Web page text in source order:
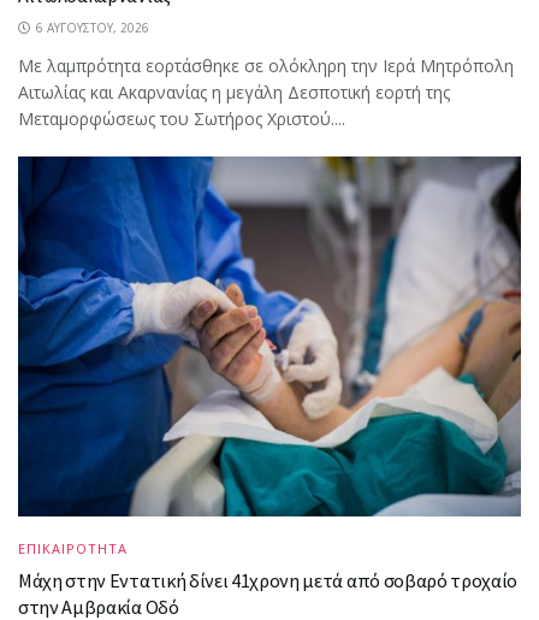
6 ΑΥΓΟΎΣΤΟΥ, 2026
Με λαμπρότητα εορτάσθηκε σε ολόκληρη την Ιερά Μητρόπολη
Αιτωλίας και Ακαρνανίας η μεγάλη Δεσποτική εορτή της
Μεταμορφώσεως του Σωτήρος Χριστού....
ΕΠΙΚΑΙΡΟΤΗΤΑ
Μάχη στην Εντατική δίνει 41χρονη μετά από σοβαρό τροχαίο
στην Αμβρακία Οδό